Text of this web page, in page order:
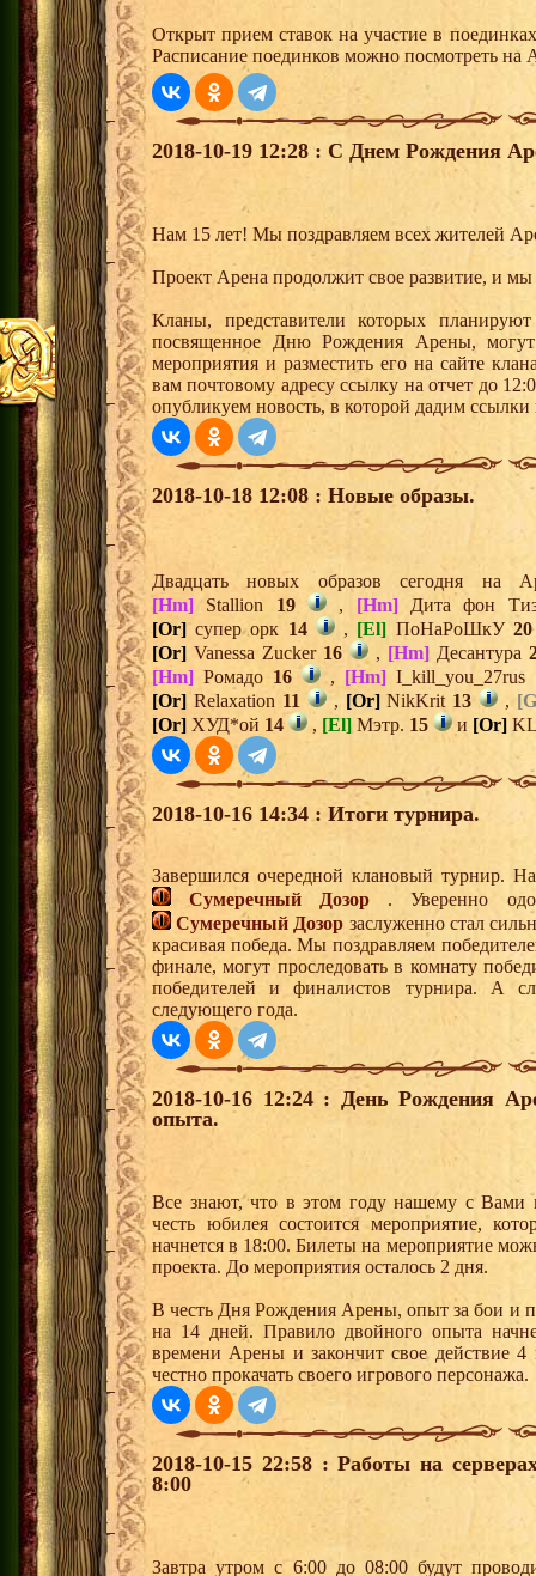
Открыт прием ставок на участие в
Расписание поединков можно посмотреть на
2018-10-19 12:28 : С Днем Рождения
Нам 15 лет! Мы поздравляем всех жителей
Проект Арена продолжит свое развитие, и
Кланы, представители которых
посвященное Дню Рождения Арены,
мероприятия и разместить его на сайте
вам почтовому адресу ссылку на отчет до
опубликуем новость, в которой дадим
2018-10-18 12:08 : Новые образы.
Двадцать новых образов сегодня
[Hm] Stallion 19 , [Hm]Дита фон
[Or] супер орк 14 , [El] ПоНаРоШкУ 20
[Or] Vanessa Zucker 16 , [Hm]Десантура
[Hm] Ромадо 16 , [Hm]I_kill_you_27rus
[Or] Relaxation 11 , [Or]NikKrit 13 ,
[Or] ХУД*ой 14 , [El] Мэтр. 15 и [Or]
2018-10-16 14:34 : Итоги турнира.
Завершился очередной клановый турнир.
Сумеречный Дозор . Уверенно
Сумеречный Дозор заслуженно стал
красивая победа. Мы поздравляем
финале, могут проследовать в комнату
победителей и финалистов турнира. А
следующего года.
2018-10-16 12:24 : День Рождения
опыта.
Все знают, что в этом году нашему с Вами
честь юбилея состоится мероприятие,
начнется в 18:00. Билеты на мероприятие
проекта. До мероприятия осталось 2 дня.
В честь Дня Рождения Арены, опыт за бои и
на 14 дней. Правило двойного опыта
времени Арены и закончит свое действие
честно прокачать своего игрового персонажа.
2018-10-15 22:58 : Работы на
8:00
Завтра утром с 6:00 до 08:00 будут